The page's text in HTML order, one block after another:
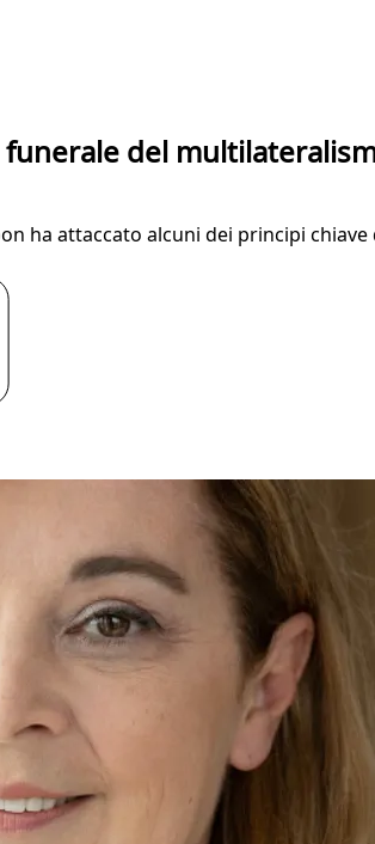
del
ha attaccato alcuni dei principi